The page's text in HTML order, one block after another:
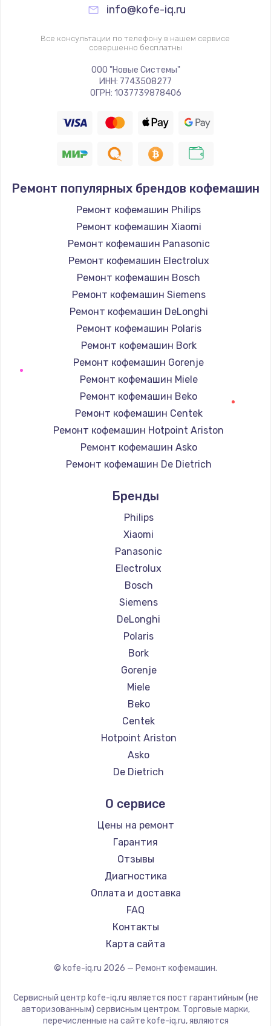
info@kofe-iq.ru
Все консультации по телефону в нашем сервисе
совершенно бесплатны
ООО "Новые Системы"
ИНН: 7743508277
ОГРН: 1037739878406
Ремонт популярных брендов кофемашин
Ремонт кофемашин Philips
Ремонт кофемашин Xiaomi
Ремонт кофемашин Panasonic
Ремонт кофемашин Electrolux
Ремонт кофемашин Bosch
Ремонт кофемашин Siemens
Ремонт кофемашин DeLonghi
Ремонт кофемашин Polaris
Ремонт кофемашин Bork
Ремонт кофемашин Gorenje
Ремонт кофемашин Miele
Ремонт кофемашин Beko
Ремонт кофемашин Centek
Ремонт кофемашин Hotpoint Ariston
Ремонт кофемашин Asko
Ремонт кофемашин De Dietrich
Ремонт кофемашин Ascaso
Ремонт кофемашин Jura
Ремонт кофемашин Olympia
Ремонт кофемашин Saeco
Ремонт кофемашин La Cimbali
Ремонт кофемашин WMF
Ремонт кофемашин Yamaguchi
Ремонт кофемашин Nivona
Ремонт кофемашин Astoria
Ремонт кофемашин JVC
Ремонт кофемашин Ariston
Ремонт кофемашин Grundig
Ремонт кофемашин ROCKET MOZZAFIATO
Ремонт кофемашин Vivitek
Ремонт кофемашин Thomson
Ремонт кофемашин Hisense
Ремонт кофемашин DELTA
Ремонт кофемашин Kyvol
Ремонт кофемашин RED solution
Ремонт кофемашин Bravilor Bonamat
Ремонт кофемашин Vard
Ремонт кофемашин Tuvio
Ремонт кофемашин Carrera
Ремонт кофемашин Supra
Бренды
Philips
Xiaomi
Panasonic
Electrolux
Bosch
Siemens
DeLonghi
Polaris
Bork
Gorenje
Miele
Beko
Centek
Hotpoint Ariston
Asko
De Dietrich
Ascaso
Jura
Olympia
Saeco
La Cimbali
WMF
Yamaguchi
Nivona
Astoria
ROCKET MOZZAFIATO
О сервисе
Цены на ремонт
Гарантия
Отзывы
Диагностика
Оплата и доставка
FAQ
Контакты
Карта сайта
© kofe-iq.ru 2026 — Ремонт кофемашин.
Сервисный центр kofe-iq.ru является пост гарантийным (не
авторизованным) сервисным центром. Торговые марки,
перечисленные на сайте kofe-iq.ru, являются